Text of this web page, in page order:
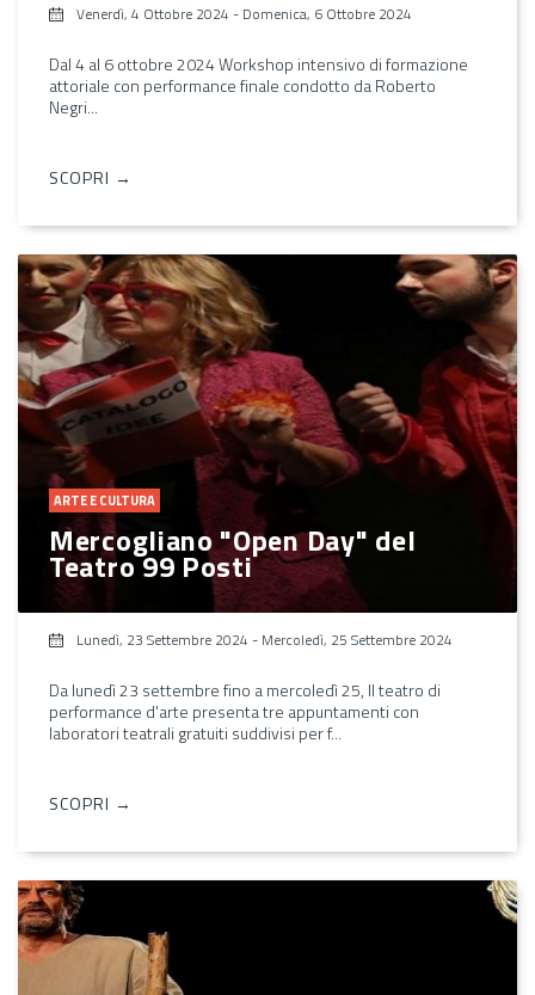
Venerdì, 4 Ottobre 2024 - Domenica, 6 Ottobre 2024
Dal 4 al 6 ottobre 2024 Workshop intensivo di formazione
attoriale con performance finale condotto da Roberto
Negri...
SCOPRI →
ARTE E CULTURA
Mercogliano "Open Day" del
Teatro 99 Posti
Lunedì, 23 Settembre 2024 - Mercoledì, 25 Settembre 2024
Da lunedì 23 settembre fino a mercoledì 25, Il teatro di
performance d'arte presenta tre appuntamenti con
laboratori teatrali gratuiti suddivisi per f...
SCOPRI →